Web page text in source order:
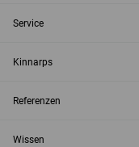
Service
Kinnarps
Referenzen
Wissen